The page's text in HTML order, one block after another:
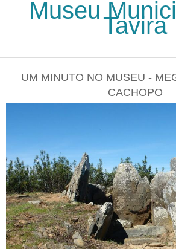
Passar para o conteúdo principal
Museu
Tavira
UM MINUTO NO MUSEU -
CACHOPO